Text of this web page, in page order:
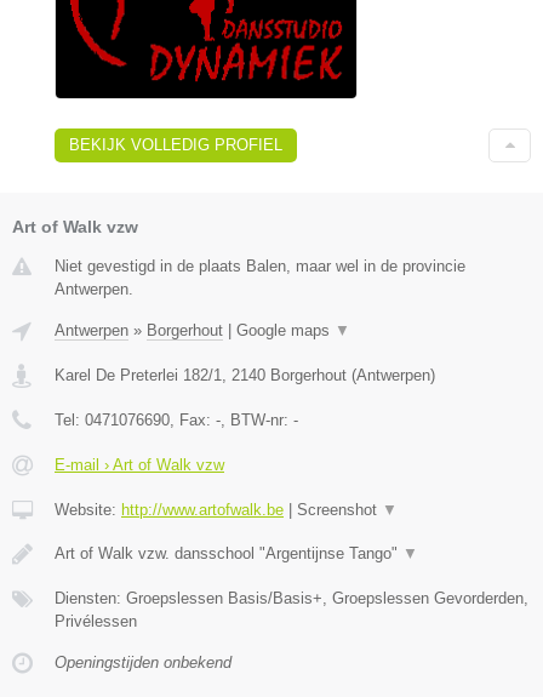
BEKIJK VOLLEDIG PROFIEL
Art of Walk vzw
Niet gevestigd in de plaats Balen, maar wel in de provincie
Antwerpen.
Antwerpen » Borgerhout Google maps ▼
Karel De Preterlei 182/1, 2140 Borgerhout (Antwerpen)
Tel: 0471076690, Fax: -, BTW-nr: -
E-mail › Art of Walk vzw
Website: http://www.artofwalk.be Screenshot ▼
Art of Walk vzw. dansschool "Argentijnse Tango" ▼
Diensten: Groepslessen Basis/Basis+, Groepslessen Gevorderden,
Privélessen
Openingstijden onbekend